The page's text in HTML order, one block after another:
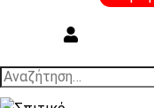
Αναζήτηση
για: